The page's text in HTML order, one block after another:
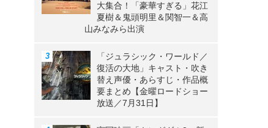
大集合！「豪華すぎる」花江
夏樹＆鬼頭明里＆関智一＆高
山みなみら出演
「ジュラシック・ワールド／
復活の大地」キャスト・吹き
替え声優・あらすじ・作品概
要まとめ【金曜ロードショー
放送／7月31日】